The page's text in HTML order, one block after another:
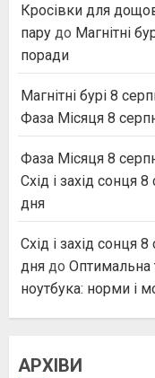
Кросівки для
пару до Магнітні
поради
Магнітні бурі 8
Фаза Місяця 8
Фаза Місяця 8
Схід і захід сонця
дня
Схід і захід сонця
дня до Оптимальна
ноутбука: норми і
АРХІВИ